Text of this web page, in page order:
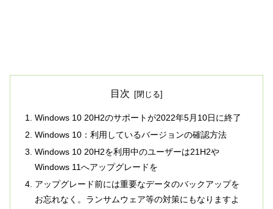
目次
Windows 10 20H2のサポートが2022年5月10日に終了
Windows 10：利用しているバージョンの確認方法
Windows 10 20H2を利用中のユーザーは21H2や
Windows 11へアップグレードを
アップグレード前には重要なデータのバックアップを
お忘れなく。ランサムウェア等の対策にもなりますよ